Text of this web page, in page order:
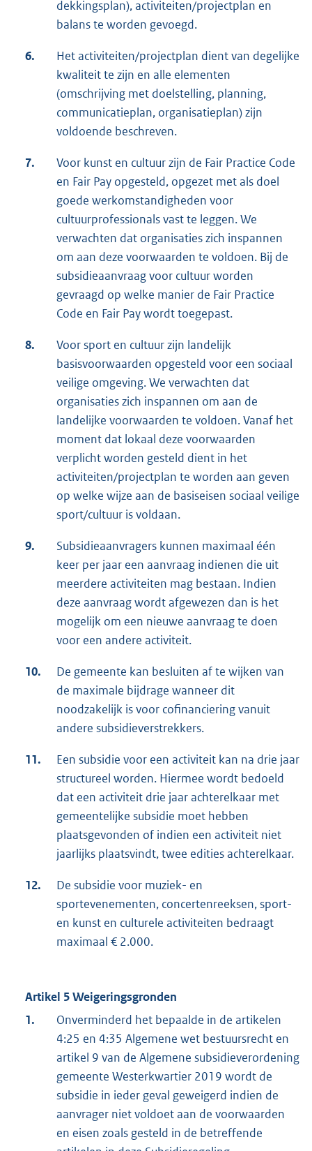
dekkingsplan), activiteiten/projectplan en
balans te worden gevoegd.
6.
Het activiteiten/projectplan dient van degelijke
kwaliteit te zijn en alle elementen
(omschrijving met doelstelling, planning,
communicatieplan, organisatieplan) zijn
voldoende beschreven.
7.
Voor kunst en cultuur zijn de Fair Practice Code
en Fair Pay opgesteld, opgezet met als doel
goede werkomstandigheden voor
cultuurprofessionals vast te leggen. We
verwachten dat organisaties zich inspannen
om aan deze voorwaarden te voldoen. Bij de
subsidieaanvraag voor cultuur worden
gevraagd op welke manier de Fair Practice
Code en Fair Pay wordt toegepast.
8.
Voor sport en cultuur zijn landelijk
basisvoorwaarden opgesteld voor een sociaal
veilige omgeving. We verwachten dat
organisaties zich inspannen om aan de
landelijke voorwaarden te voldoen. Vanaf het
moment dat lokaal deze voorwaarden
verplicht worden gesteld dient in het
activiteiten/projectplan te worden aan geven
op welke wijze aan de basiseisen sociaal veilige
sport/cultuur is voldaan.
9.
Subsidieaanvragers kunnen maximaal één
keer per jaar een aanvraag indienen die uit
meerdere activiteiten mag bestaan. Indien
deze aanvraag wordt afgewezen dan is het
mogelijk om een nieuwe aanvraag te doen
voor een andere activiteit.
10.
De gemeente kan besluiten af te wijken van
de maximale bijdrage wanneer dit
noodzakelijk is voor cofinanciering vanuit
andere subsidieverstrekkers.
11.
Een subsidie voor een activiteit kan na drie jaar
structureel worden. Hiermee wordt bedoeld
dat een activiteit drie jaar achterelkaar met
gemeentelijke subsidie moet hebben
plaatsgevonden of indien een activiteit niet
jaarlijks plaatsvindt, twee edities achterelkaar.
12.
De subsidie voor muziek- en
sportevenementen, concertenreeksen, sport-
en kunst en culturele activiteiten bedraagt
maximaal € 2.000.
Artikel 5 Weigeringsgronden
1.
Onverminderd het bepaalde in de artikelen
4:25 en 4:35 Algemene wet bestuursrecht en
artikel 9 van de Algemene subsidieverordening
gemeente Westerkwartier 2019 wordt de
subsidie in ieder geval geweigerd indien de
aanvrager niet voldoet aan de voorwaarden
en eisen zoals gesteld in de betreffende